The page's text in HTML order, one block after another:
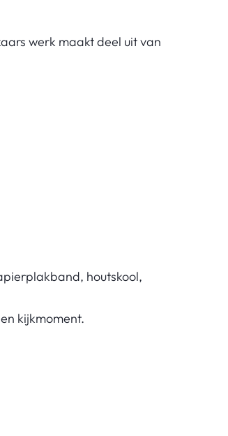
werk maakt deel uit van
houtskool,
kijkmoment.